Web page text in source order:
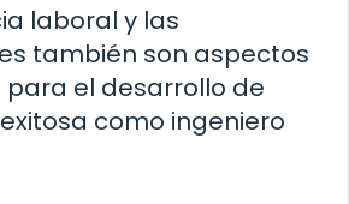
laboral y las
también son aspectos
el desarrollo de
como ingeniero